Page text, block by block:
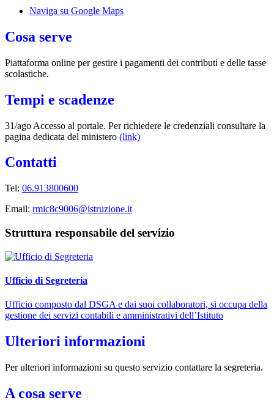
Naviga su Google Maps
Cosa serve
Piattaforma online per gestire i pagamenti dei contributi e delle tasse
scolastiche.
Tempi e scadenze
31/ago Accesso al portale. Per richiedere le credenziali consultare la
pagina dedicata del ministero (link)
Contatti
Tel: 06.913800600
Email: rmic8c9006@istruzione.it
Struttura responsabile del servizio
Ufficio di Segreteria
Ufficio composto dal DSGA e dai suoi collaboratori, si occupa della
gestione dei servizi contabili e amministrativi dell’Istituto
Ulteriori informazioni
Per ulteriori informazioni su questo servizio contattare la segreteria.
A cosa serve